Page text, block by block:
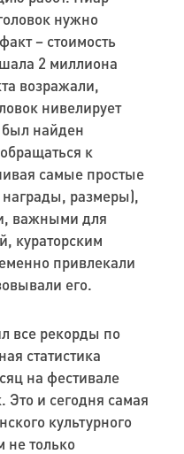
нужно
– стоимость
2 миллиона
возражали,
нивелирует
был найден
к
самые простые
размеры),
важными для
кураторским
привлекали
его.
все рекорды по
статистика
на фестивале
Это и сегодня самая
культурного
не только